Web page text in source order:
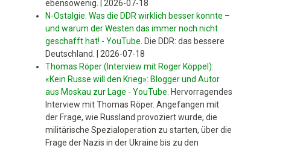
ebensowenig.
2026-07-18
N-Ostalgie: Was die DDR wirklich besser konnte –
und warum der Westen das immer noch nicht
geschafft hat! - YouTube Die DDR: das bessere
Deutschland.
2026-07-18
Thomas Röper (Interview mit Roger Köppel):
«Kein Russe will den Krieg»: Blogger und Autor
aus Moskau zur Lage - YouTube Hervorragendes
Interview mit Thomas Röper. Angefangen mit
der Frage, wie Russland provoziert wurde, die
militärische Spezialoperation zu starten, über die
Frage der Nazis in der Ukraine bis zu den